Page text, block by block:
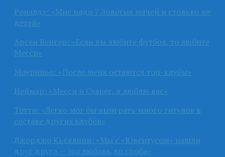
Роналду: «Мне надо 7 Золотых мячей и столько же
детей»
Арсен Венгер: «Если вы любите футбол, то любите
Месси»
Моуриньо: «После меня остаются топ-клубы»
Неймар: «Месси и Суарес, я люблю вас»
Тотти: «Легко мог бы выиграть много титулов в
составе других клубов»
Джорджо Кьеллини: «Мы с «Ювентусом» нашли
друг друга — это любовь до гроба»